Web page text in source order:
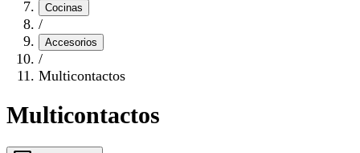
Cocinas
/
Accesorios
/
Multicontactos
Multicontactos